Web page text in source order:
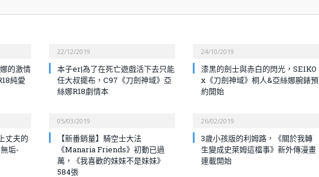
的激情
純愛
22/12/2019
本子er|為了在死亡遊戲活下去只能
任大叔擺布，C97《刀劍神域》亞
絲娜R18劇情本
24/10/2019
漆黑的劍士與赤白的閃光，SEIKO
x《刀劍神域》桐人&亞絲娜腕錶預
約開始
丈夫的
垢-
05/03/2019
【新番銷量】騎空士大法
《Manaria Friends》初動已過
萬，《我喜歡的妹妹不是妹妹》
584張
26/02/2019
3歲小孩版的利姆路，《關於我轉
生變成史萊姆這檔事》新外傳漫畫
連載開始